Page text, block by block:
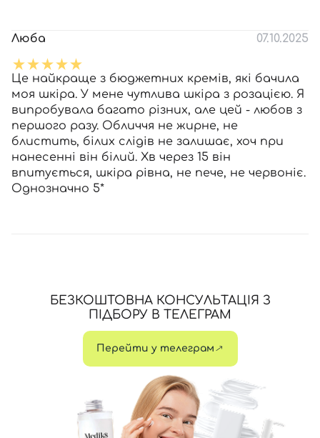
Люба 07.10.2025
Це найкраще з бюджетних кремів, які бачила
моя шкіра. У мене чутлива шкіра з розацією. Я
випробувала багато різних, але цей - любов з
першого разу. Обличчя не жирне, не
блистить, білих слідів не залишає, хоч при
нанесенні він білий. Хв через 15 він
впитується, шкіра рівна, не пече, не червоніє.
Однозначно 5*
БЕЗКОШТОВНА КОНСУЛЬТАЦІЯ З
ПІДБОРУ В ТЕЛЕГРАМ
Перейти у телеграм